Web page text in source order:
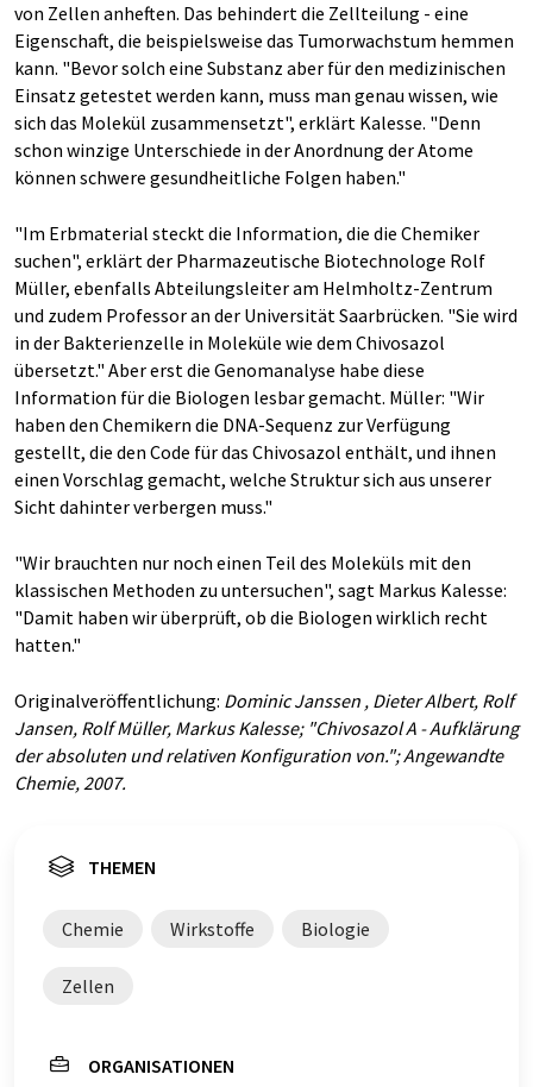
von Zellen anheften. Das behindert die Zellteilung - eine
Eigenschaft, die beispielsweise das Tumorwachstum hemmen
kann. "Bevor solch eine Substanz aber für den medizinischen
Einsatz getestet werden kann, muss man genau wissen, wie
sich das Molekül zusammensetzt", erklärt Kalesse. "Denn
schon winzige Unterschiede in der Anordnung der Atome
können schwere gesundheitliche Folgen haben."
"Im Erbmaterial steckt die Information, die die Chemiker
suchen", erklärt der Pharmazeutische Biotechnologe Rolf
Müller, ebenfalls Abteilungsleiter am Helmholtz-Zentrum
und zudem Professor an der Universität Saarbrücken. "Sie wird
in der Bakterienzelle in Moleküle wie dem Chivosazol
übersetzt." Aber erst die Genomanalyse habe diese
Information für die Biologen lesbar gemacht. Müller: "Wir
haben den Chemikern die DNA-Sequenz zur Verfügung
gestellt, die den Code für das Chivosazol enthält, und ihnen
einen Vorschlag gemacht, welche Struktur sich aus unserer
Sicht dahinter verbergen muss."
"Wir brauchten nur noch einen Teil des Moleküls mit den
klassischen Methoden zu untersuchen", sagt Markus Kalesse:
"Damit haben wir überprüft, ob die Biologen wirklich recht
hatten."
Originalveröffentlichung: Dominic Janssen , Dieter Albert, Rolf
Jansen, Rolf Müller, Markus Kalesse; "Chivosazol A - Aufklärung
der absoluten und relativen Konfiguration von."; Angewandte
Chemie, 2007.
THEMEN
Chemie Wirkstoffe Biologie
Zellen
ORGANISATIONEN